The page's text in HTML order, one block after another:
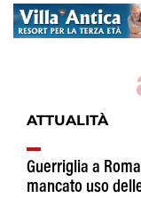
ATTUALITÀ
Guerriglia a
mancato uso